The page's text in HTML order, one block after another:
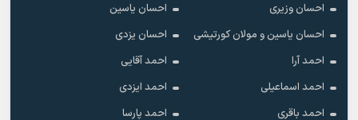
احسان وزیری
احسان یاسین
احسان یاسین و مولان کورتیشی
احسان یزدی
احمد آرا
احمد آقایی
احمد اسماعیلی
احمد ایزدی
احمد باقری
احمد پارسا